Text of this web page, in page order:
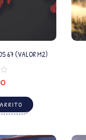
67 (VALOR M2)